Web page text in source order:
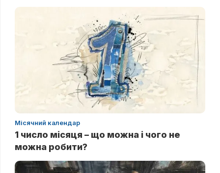
Місячний календар
1 число місяця – що можна і чого не
можна робити?